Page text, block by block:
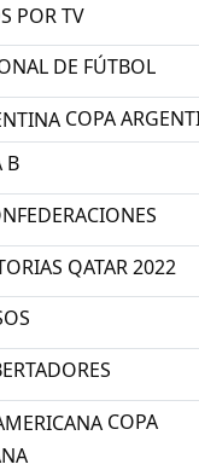
POR TV
DE FÚTBOL
COPA
B
QATAR 2022
COPA